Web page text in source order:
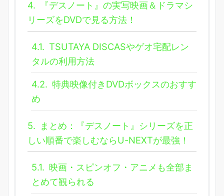
4.
『デスノート』の実写映画＆ドラマシ
リーズをDVDで見る方法！
4.1. TSUTAYA DISCASやゲオ宅配レン
タルの利用方法
4.2. 特典映像付きDVDボックスのおすす
め
5.
まとめ：『デスノート』シリーズを正
しい順番で楽しむならU-NEXTが最強！
5.1. 映画・スピンオフ・アニメも全部ま
とめて観られる